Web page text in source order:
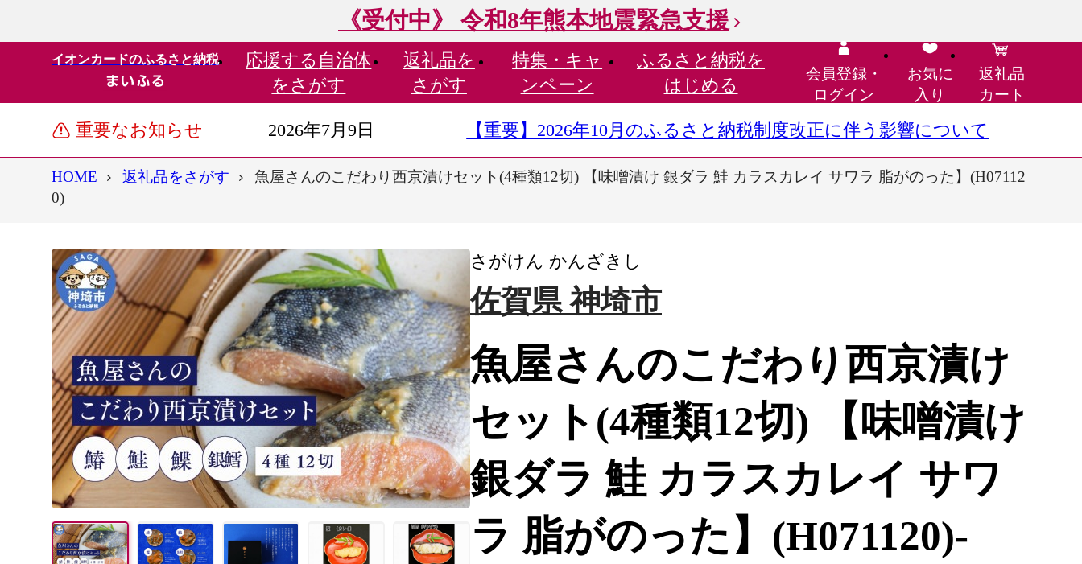
《受付中》 令和8年熊本地震緊急支援
イオンカードのふるさと納税 応援する 自治体
をさがす
返礼品を
さがす
特集・ キャ
ンペーン
ふるさと納税を
はじめる
会員登録・
ログイン
お気に
入り
返礼品
カート
重要なお知らせ 2026年7月9日 【重要】2026年10月のふるさと納税制度改正に伴う影響について
HOME 返礼品をさがす
魚屋さんのこだわり西京漬けセット(4種類12切) 【味噌漬け 銀ダラ 鮭 カラスカレイ サワラ 脂がのった】(H07112
0)
さがけん かんざきし
佐賀県 神埼市
魚屋さんのこだわり西京漬け
セット(4種類12切) 【味噌漬け
銀ダラ 鮭 カラスカレイ サワ
ラ 脂がのった】(H071120)-